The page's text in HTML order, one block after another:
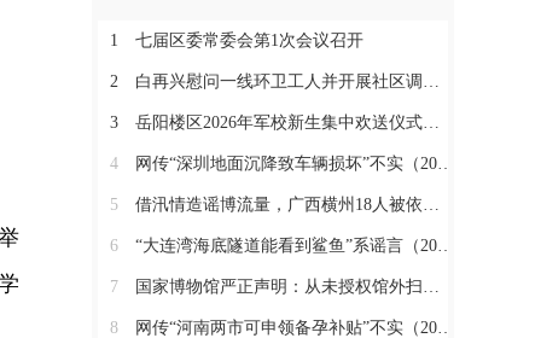
1 七届区委常委会第1次会议召开
2 白再兴慰问一线环卫工人并开展社区调研工作
3 岳阳楼区2026年军校新生集中欢送仪式举行
4 网传“深圳地面沉降致车辆损坏”不实（2026·08·06）
5 借汛情造谣博流量，广西横州18人被依法查处（2026·08·05）
6 “大连湾海底隧道能看到鲨鱼”系谣言（2026·08·04）
7 国家博物馆严正声明：从未授权馆外扫码（2026·08·03）
8 网传“河南两市可申领备孕补贴”不实（2026·07·31）